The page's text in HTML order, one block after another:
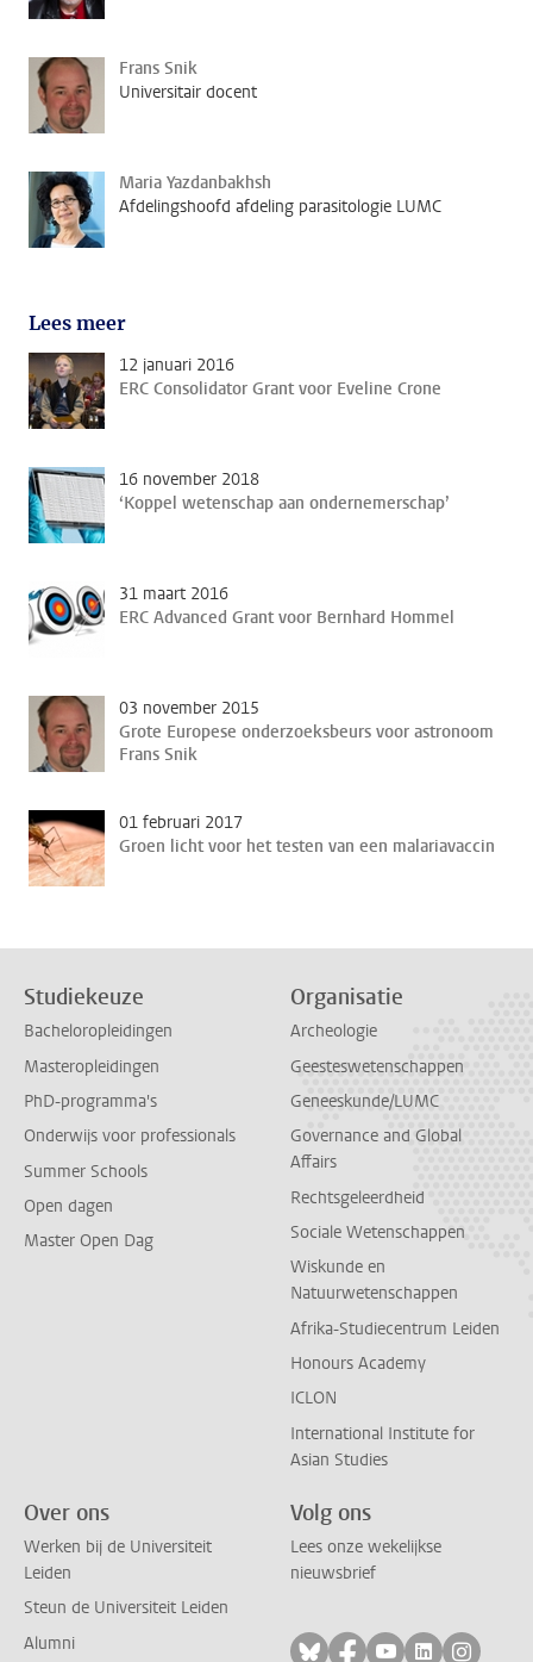
Frans Snik
Universitair docent
Maria Yazdanbakhsh
Afdelingshoofd afdeling parasitologie LUMC
Lees meer
12 januari 2016
ERC Consolidator Grant voor Eveline Crone
16 november 2018
‘Koppel wetenschap aan ondernemerschap’
31 maart 2016
ERC Advanced Grant voor Bernhard Hommel
03 november 2015
Grote Europese onderzoeksbeurs voor astronoom
Frans Snik
01 februari 2017
Groen licht voor het testen van een malariavaccin
Studiekeuze
Bacheloropleidingen
Masteropleidingen
PhD-programma's
Onderwijs voor professionals
Summer Schools
Open dagen
Master Open Dag
Organisatie
Archeologie
Geesteswetenschappen
Geneeskunde/LUMC
Governance and Global
Affairs
Rechtsgeleerdheid
Sociale Wetenschappen
Wiskunde en
Natuurwetenschappen
Afrika-Studiecentrum Leiden
Honours Academy
ICLON
International Institute for
Asian Studies
Over ons
Werken bij de Universiteit
Leiden
Steun de Universiteit Leiden
Alumni
Volg ons
Lees onze wekelijkse
nieuwsbrief
Volg ons op bluesky
Volg ons op
Volg ons op
Volg ons
Volg